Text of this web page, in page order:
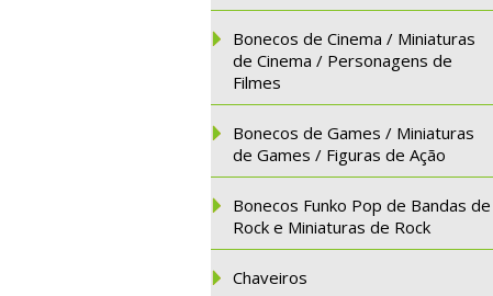
Bonecos de Cinema / Miniaturas
de Cinema / Personagens de
Filmes
Bonecos de Games / Miniaturas
de Games / Figuras de Ação
Bonecos Funko Pop de Bandas de
Rock e Miniaturas de Rock
Chaveiros